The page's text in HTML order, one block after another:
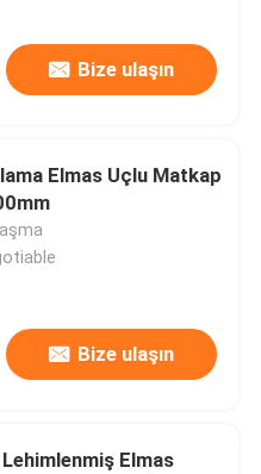
Bize ulaşın
Elmas Uçlu Matkap
Bize ulaşın
Elmas